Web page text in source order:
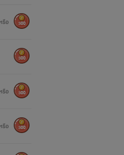
หรือ 300
300
หรือ 300
หรือ 300